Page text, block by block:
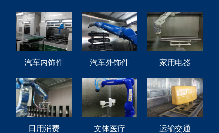
汽车内饰件 汽车外饰件 家用电器
日用消费 文体医疗 运输交通